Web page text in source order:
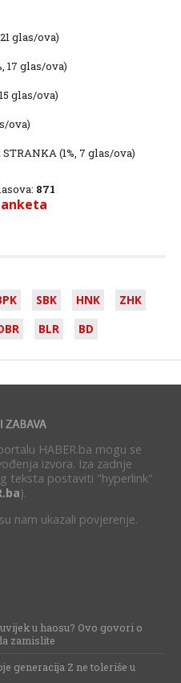
glas/ova)
17 glas/ova)
glas/ova)
ova)
STRANKA(1%, 7 glas/ova)
871
SBK HNK
ZHK
BLR BD
HABER.ba mogu se
izvora. Iza zadnje
teksta postaviti "hyperlink"
).
nam ukazali povjerenje.
u haosu? Ovo govori o
zamislite
generacija Z ne toleriše u